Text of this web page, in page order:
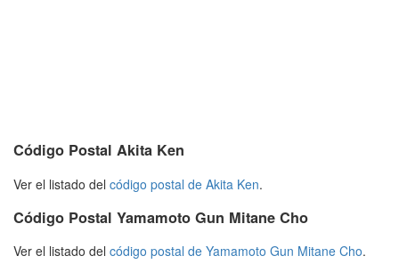
Código Postal Akita Ken
Ver el listado del código postal de Akita Ken.
Código Postal Yamamoto Gun Mitane Cho
Ver el listado del código postal de Yamamoto Gun Mitane Cho.